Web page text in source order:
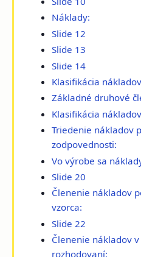
Náklady:
Slide 12
Slide 13
Slide 14
Klasifikácia
Základné druhové
Klasifikácia
Triedenie nákladov
zodpovednosti:
Vo výrobe sa
Slide 20
Členenie nákladov
vzorca:
Slide 22
Členenie nákladov
rozhodovaní: